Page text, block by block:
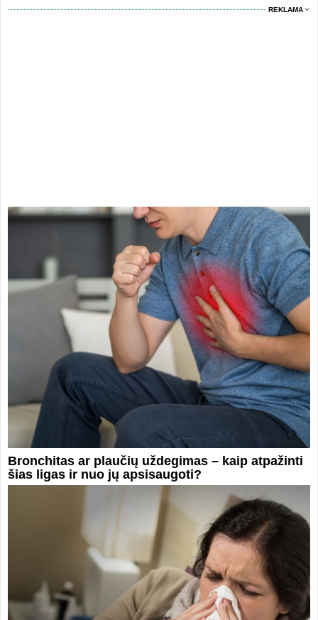
REKLAMA
Bronchitas ar plaučių uždegimas – kaip atpažinti
šias ligas ir nuo jų apsisaugoti?